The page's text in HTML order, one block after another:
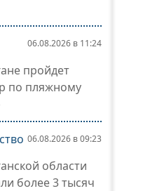
06.08.2026 в 11:24
пройдет
по пляжному
06.08.2026 в 09:23
области
более 3 тысяч